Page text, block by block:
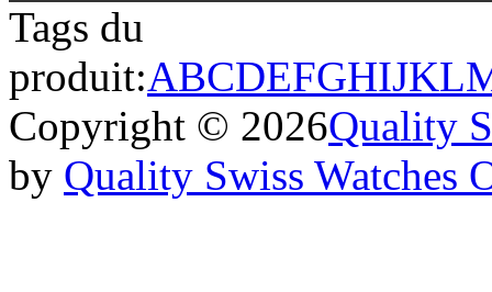
Tags du
produit:ABCDEFGHIJKL
Copyright © 2026Quality
by Quality Swiss Watches